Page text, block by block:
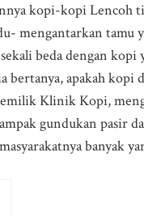
kopi-kopi
mengantarkan
beda dengan
bertanya, apakah
Klinik Kopi,
gundukan
banyak